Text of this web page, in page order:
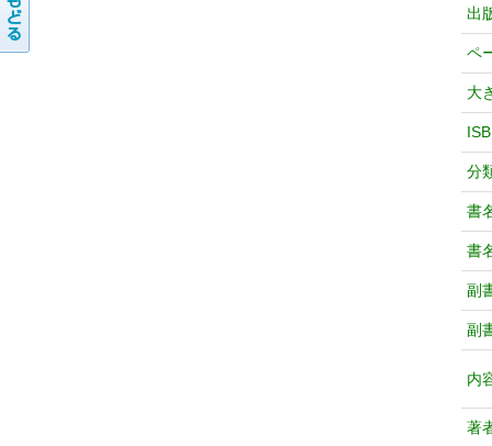
出
ペ
大
分
書
書
副
副
内
著